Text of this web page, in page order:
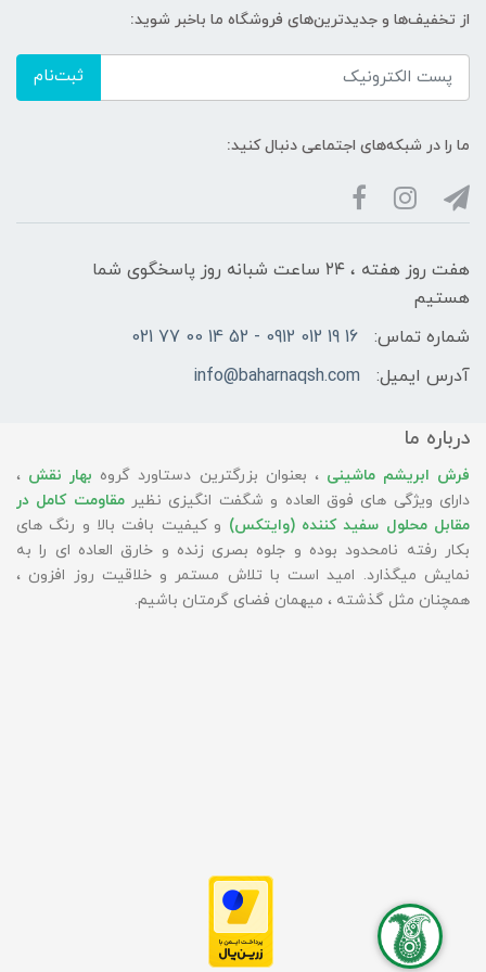
از تخفیف‌ها و جدیدترین‌های فروشگاه ما باخبر شوید:
ثبت‌نام
ما را در شبکه‌های اجتماعی دنبال کنید:
هفت روز هفته ، ۲۴ ساعت شبانه‌ روز پاسخگوی شما
هستیم
شماره تماس:
16 19 012 0912 - 52 14 00 77 021
آدرس ایمیل:
info@baharnaqsh.com
درباره ما
فرش ابریشم ماشینی ، بعنوان بزرگترین دستاورد گروه بهار نقش ،
دارای ویژگی های فوق العاده و شگفت انگیزی نظیرمقاومت کامل در
مقابل محلول سفید کننده (وایتکس) و کیفیت بافت بالا و رنگ های
بکار رفته نامحدود بوده و جلوه بصری زنده و خارق العاده ای را به
نمایش میگذارد. امید است با تلاش مستمر و خلاقیت روز افزون ،
همچنان مثل گذشته ، میهمان فضای گرمتان باشیم.